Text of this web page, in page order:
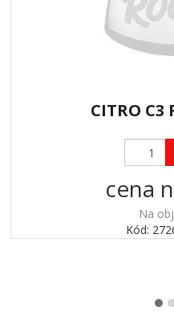
CITRO C3
cena
Na
Kód: